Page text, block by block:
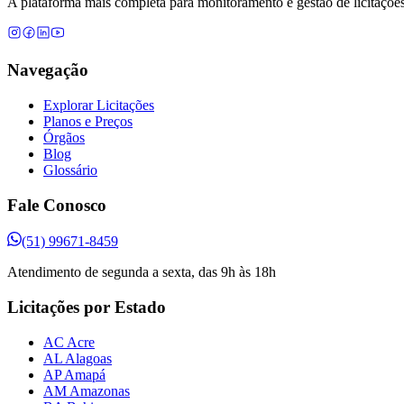
Navegação
Explorar Licitações
Planos e Preços
Órgãos
Blog
Glossário
Fale Conosco
(51) 99671-8459
Atendimento de segunda a sexta, das 9h às 18h
Licitações por Estado
AC Acre
AL Alagoas
AP Amapá
AM Amazonas